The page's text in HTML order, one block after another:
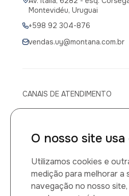
O nosso site usa
Utilizamos cookies e
medição para melhorar a
navegação no nosso
Montevidéu, Uruguai
+598 92 304-876
vendas.uy@montana.com.br
CANAIS DE ATENDIMENTO
0800 014 1149
Montana Química LTDA
CNPJ: 60.884.459/0001-27